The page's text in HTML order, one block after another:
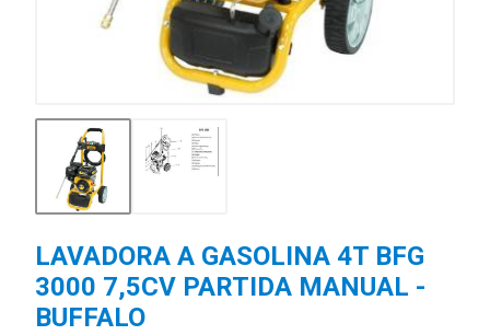
LAVADORA A GASOLINA 4T BFG
3000 7,5CV PARTIDA MANUAL -
BUFFALO